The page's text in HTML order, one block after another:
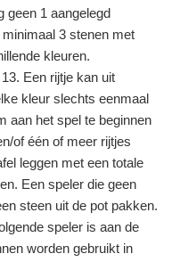
geen 1 aangelegd
3 stenen met
kleuren.
Een rijtje kan uit
kleur slechts eenmaal
aan het spel te beginnen
of één of meer rijtjes
leggen met een totale
Een speler die geen
steen uit de pot pakken.
speler is aan de
worden gebruikt in